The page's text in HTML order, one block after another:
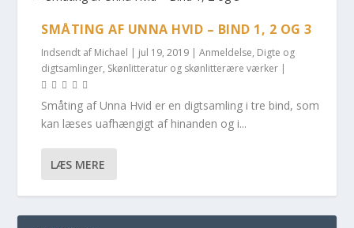
SMÅTING AF UNNA HVID – BIND 1, 2 OG 3
Indsendt af Michael | jul 19, 2019 |Anmeldelse, Digte og
digtsamlinger, Skønlitteratur og skønlitterære værker |
Småting af Unna Hvid er en digtsamling i tre bind, som
kan læses uafhængigt af hinanden og i...
LÆS MERE